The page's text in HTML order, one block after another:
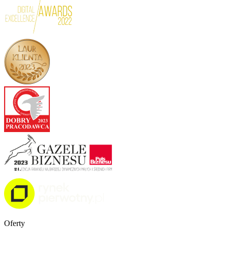
Oferty